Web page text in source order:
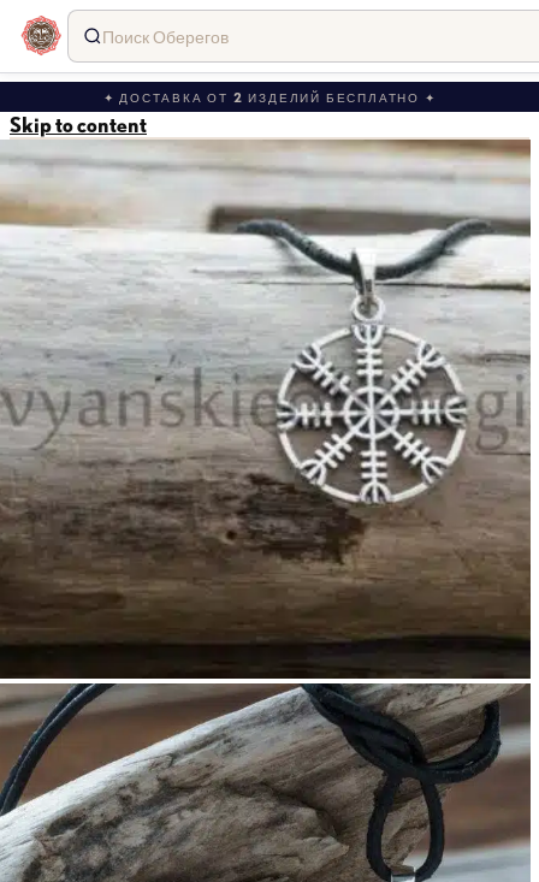
✦ ДОСТАВКА ОТ 2 ИЗДЕЛИЙ БЕСПЛАТНО ✦
Skip to content
Поиск Оберегов